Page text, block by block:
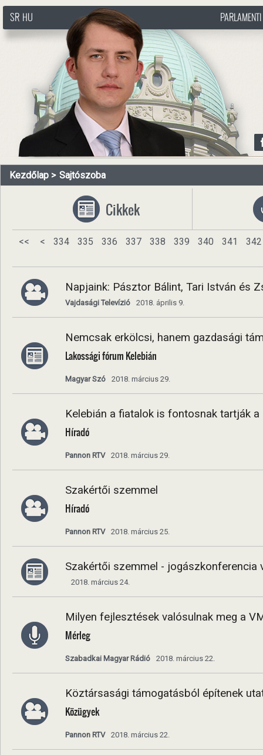
http://www.pasztorbalint.rs/hu
SR HU
Kezdőlap Sajtószoba
Cikkek
<< < 334 335 336 337 338 339 340 341 342
Napjaink: Pásztor Bálint, Tari István és
Vajdasági Televízió 2018. április 9.
Nemcsak erkölcsi, hanem gazdasági
Lakossági fórum Kelebián
Magyar Szó 2018. március 29.
Kelebián a fiatalok is fontosnak tartják
Híradó
Pannon RTV 2018. március 29.
Szakértői szemmel
Híradó
Pannon RTV 2018. március 25.
Szakértői szemmel - jogászkonferencia
2018. március 24.
Milyen fejlesztések valósulnak meg a
Mérleg
Szabadkai Magyar Rádió 2018. március 22.
Köztársasági támogatásból építenek
Közügyek
Pannon RTV 2018. március 22.